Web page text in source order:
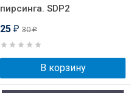
пирсинга. SDP2
25 ₽ 30₽
В корзину